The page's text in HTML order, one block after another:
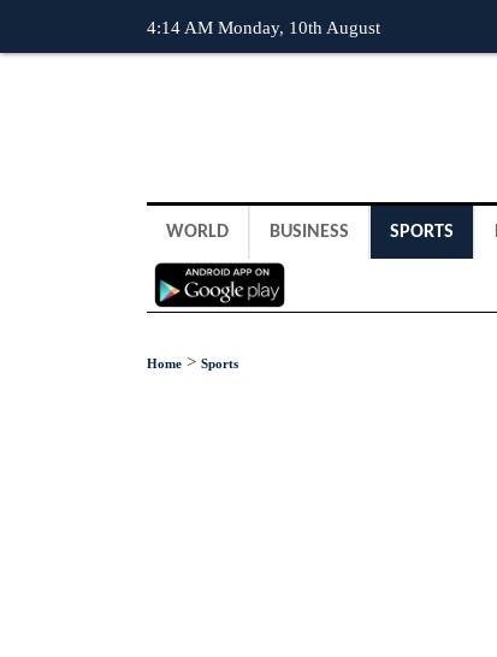
4:14 AM Monday, 10th August
WORLD BUSINESS SPORTS
Home > Sports